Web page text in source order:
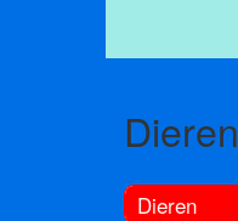
Dieren
Dieren